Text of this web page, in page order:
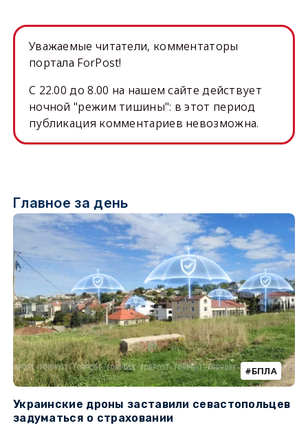
Уважаемые читатели, комментаторы
портала ForPost!
C 22.00 до 8.00 на нашем сайте действует
ночной "режим тишины": в этот период
публикация комментариев невозможна.
Главное за день
БПЛА
Украинские дроны заставили севастопольцев
задуматься о страховании